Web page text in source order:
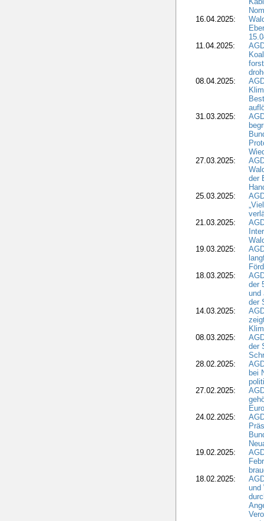
16.04.2025:
11.04.2025:
08.04.2025:
31.03.2025:
27.03.2025:
der
25.03.2025:
21.03.2025:
19.03.2025:
18.03.2025:
der
und
der
14.03.2025:
08.03.2025:
der
28.02.2025:
bei
27.02.2025:
24.02.2025:
19.02.2025:
18.02.2025:
und